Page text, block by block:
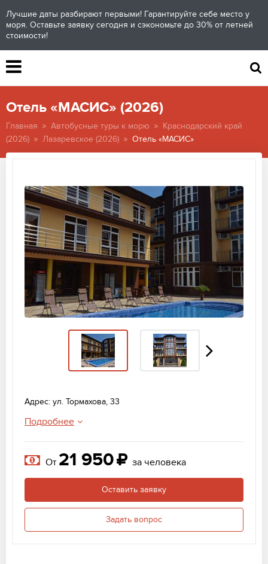
Лучшие даты разбирают первыми! Гарантируйте себе место у
моря. Оставьте заявку сегодня и сэкономьте до 30% от летней
стоимости!
Отель «МАСИС» (2026)
Главная Автобусные туры к морю
Краснодарский край
(2026)
Лазаревское (2026) Отель «МАСИС»
Адрес: ул. Тормахова, 33
Подробнее
От 21 950 за человека
Оставить заявку
Задать вопрос